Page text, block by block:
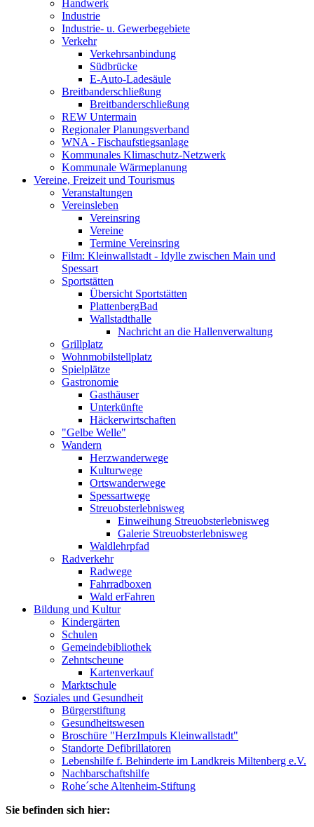
Handwerk
Industrie
Industrie- u. Gewerbegebiete
Verkehr
Verkehrsanbindung
Südbrücke
E-Auto-Ladesäule
Breitbanderschließung
Breitbanderschließung
REW Untermain
Regionaler Planungsverband
WNA - Fischaufstiegsanlage
Kommunales Klimaschutz-Netzwerk
Kommunale Wärmeplanung
Vereine, Freizeit und Tourismus
Veranstaltungen
Vereinsleben
Vereinsring
Vereine
Termine Vereinsring
Film: Kleinwallstadt - Idylle zwischen Main und
Spessart
Sportstätten
Übersicht Sportstätten
PlattenbergBad
Wallstadthalle
Nachricht an die Hallenverwaltung
Grillplatz
Wohnmobilstellplatz
Spielplätze
Gastronomie
Gasthäuser
Unterkünfte
Häckerwirtschaften
"Gelbe Welle"
Wandern
Herzwanderwege
Kulturwege
Ortswanderwege
Spessartwege
Streuobsterlebnisweg
Einweihung Streuobsterlebnisweg
Galerie Streuobsterlebnisweg
Waldlehrpfad
Radverkehr
Radwege
Fahrradboxen
Wald erFahren
Bildung und Kultur
Kindergärten
Schulen
Gemeindebibliothek
Zehntscheune
Kartenverkauf
Marktschule
Soziales und Gesundheit
Bürgerstiftung
Gesundheitswesen
Broschüre "HerzImpuls Kleinwallstadt"
Standorte Defibrillatoren
Lebenshilfe f. Behinderte im Landkreis Miltenberg e.V.
Nachbarschaftshilfe
Rohe´sche Altenheim-Stiftung
Sie befinden sich hier: